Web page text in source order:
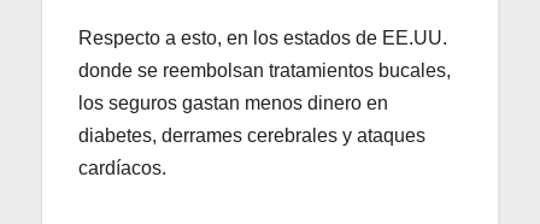
Respecto a esto, en los estados de EE.UU.
donde se reembolsan tratamientos bucales,
los seguros gastan menos dinero en
diabetes, derrames cerebrales y ataques
cardíacos.